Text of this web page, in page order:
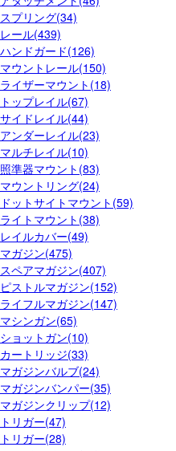
スプリング(34)
レール(439)
ハンドガード(126)
マウントレール(150)
ライザーマウント(18)
トップレイル(67)
サイドレイル(44)
アンダーレイル(23)
マルチレイル(10)
照準器マウント(83)
マウントリング(24)
ドットサイトマウント(59)
ライトマウント(38)
レイルカバー(49)
マガジン(475)
スペアマガジン(407)
ピストルマガジン(152)
ライフルマガジン(147)
マシンガン(65)
ショットガン(10)
カートリッジ(33)
マガジンバルブ(24)
マガジンバンパー(35)
マガジンクリップ(12)
トリガー(47)
トリガー(28)